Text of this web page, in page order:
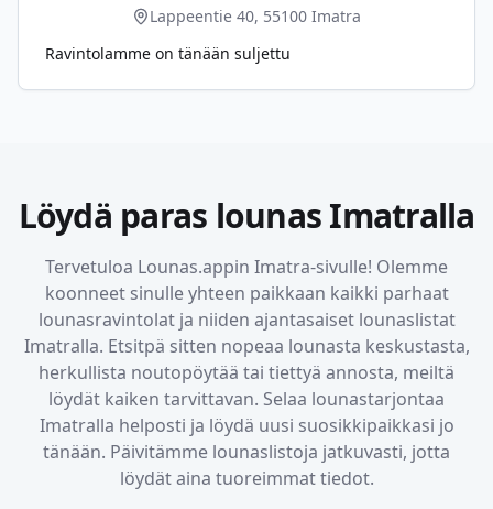
Lappeentie 40, 55100 Imatra
Ravintolamme on tänään suljettu
Löydä paras lounasImatralla
Tervetuloa Lounas.appin Imatra-sivulle! Olemme
koonneet sinulle yhteen paikkaan kaikki parhaat
lounasravintolat ja niiden ajantasaiset lounaslistat
Imatralla. Etsitpä sitten nopeaa lounasta keskustasta,
herkullista noutopöytää tai tiettyä annosta, meiltä
löydät kaiken tarvittavan. Selaa lounastarjontaa
Imatralla helposti ja löydä uusi suosikkipaikkasi jo
tänään. Päivitämme lounaslistoja jatkuvasti, jotta
löydät aina tuoreimmat tiedot.